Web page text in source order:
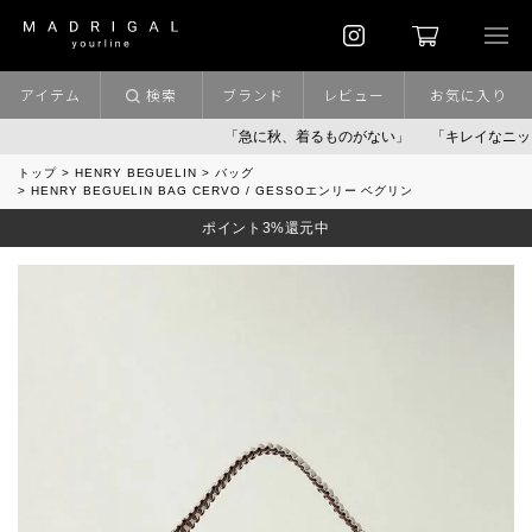
「急に秋、着るものがない」 「キレイなニット」
アイテム 検索 ブランド レビュー お気に入り
トップ HENRY BEGUELIN
バッグ
HENRY BEGUELIN BAG CERVO / GESSOエンリー ベグリン
ポイント3%還元中